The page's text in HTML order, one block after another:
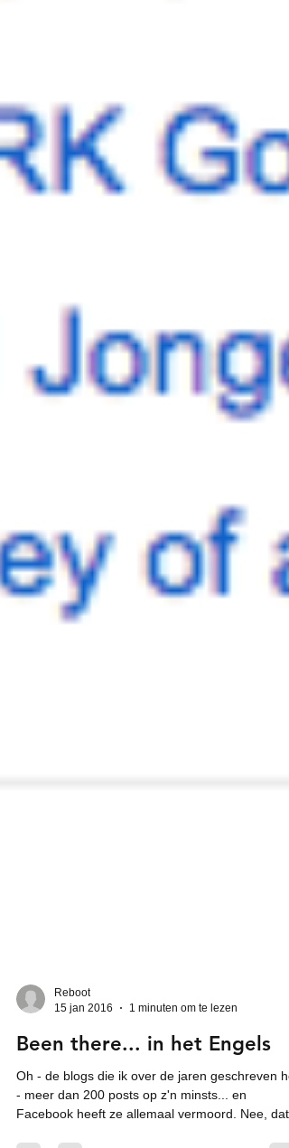
15 jan 2016
1 minuten om te lezen
Been there... in het Engels
Oh - de blogs die ik over de jaren geschreven